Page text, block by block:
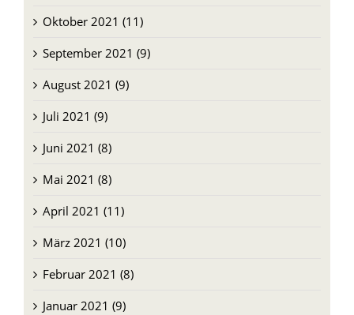
Oktober 2021 (11)
September 2021 (9)
August 2021 (9)
Juli 2021 (9)
Juni 2021 (8)
Mai 2021 (8)
April 2021 (11)
März 2021 (10)
Februar 2021 (8)
Januar 2021 (9)